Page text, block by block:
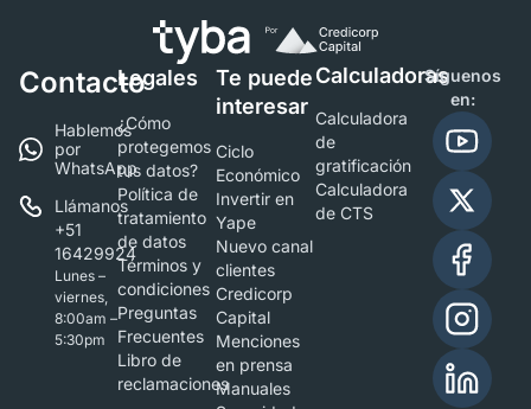
Contacto
Hablemos
por
WhatsApp
Llámanos
+51
16429924
Lunes –
viernes,
8:00am –
5:30pm
Legales
¿Cómo
protegemos
tus datos?
Política de
tratamiento
de datos
Términos y
condiciones
Preguntas
Frecuentes
Libro de
reclamaciones
Te puede
interesar
Ciclo
Económico
Invertir en
Yape
Nuevo canal
clientes
Credicorp
Capital
Menciones
en prensa
Manuales
Calculadoras
Calculadora
de
gratificación
Calculadora
de CTS
Síguenos
en: